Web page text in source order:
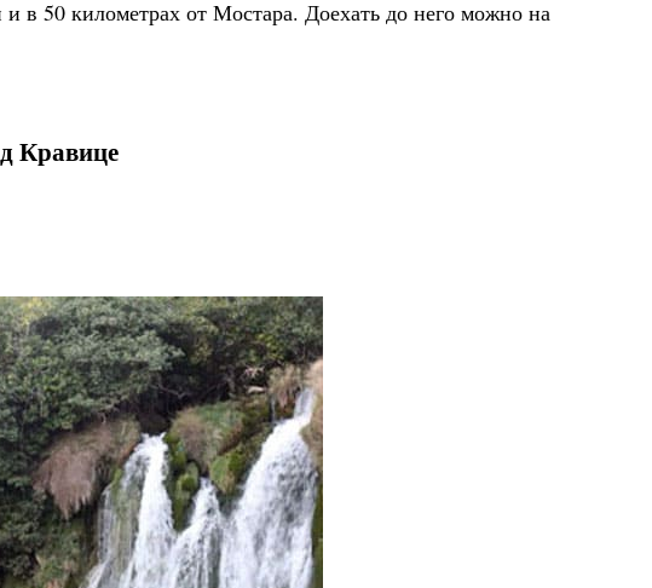
в 50 километрах от Мостара. Доехать до него можно на
Кравице